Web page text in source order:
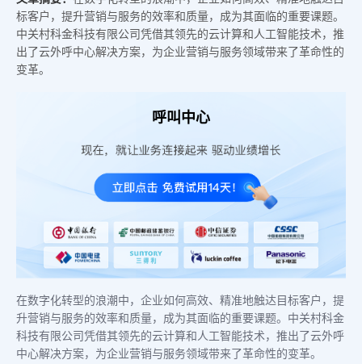
标客户，提升营销与服务的效率和质量，成为其面临的重要课题。
中关村科金科技有限公司凭借其领先的云计算和人工智能技术，推
出了云外呼中心解决方案，为企业营销与服务领域带来了革命性的
变革。
呼叫中心
在数字化转型的浪潮中，企业如何高效、精准地触达目标客户，提
升营销与服务的效率和质量，成为其面临的重要课题。中关村科金
科技有限公司凭借其领先的云计算和人工智能技术，推出了云外呼
中心解决方案，为企业营销与服务领域带来了革命性的变革。